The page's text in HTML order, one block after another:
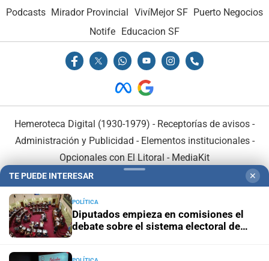
Podcasts Mirador Provincial VivíMejor SF Puerto Negocios
Notife
Educacion SF
Hemeroteca Digital (1930-1979) - Receptorías de avisos -
Administración y Publicidad - Elementos institucionales-
Opcionales con El Litoral - MediaKit
TE PUEDE INTERESAR ✕
POLÍTICA
Diputados empieza en comisiones el
debate sobre el sistema electoral de